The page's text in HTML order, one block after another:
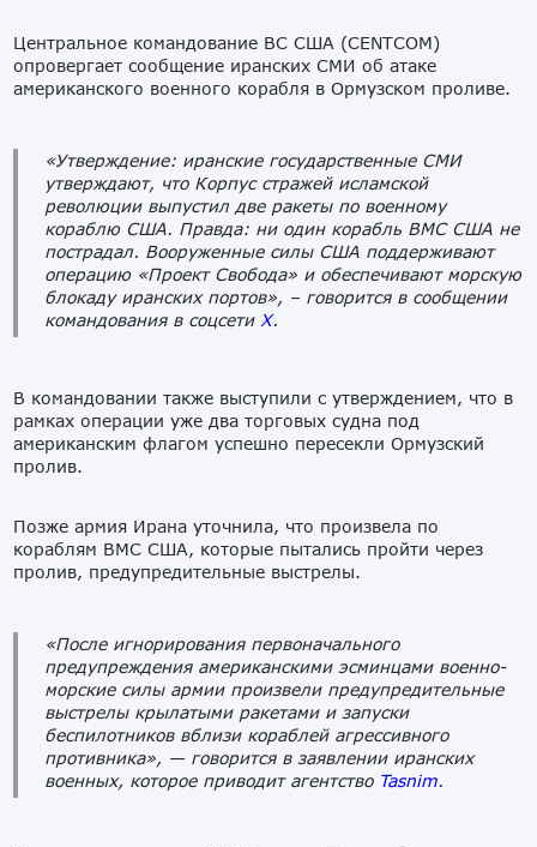
Центральное командование ВС США (CENTCOM)
опровергает сообщение иранских СМИ об атаке
американского военного корабля в Ормузском проливе.
«Утверждение: иранские государственные СМИ
утверждают, что Корпус стражей исламской
революции выпустил две ракеты по военному
кораблю США. Правда: ни один корабль ВМС США не
пострадал. Вооруженные силы США поддерживают
операцию «Проект Свобода» и обеспечивают морскую
блокаду иранских портов», – говорится в сообщении
командования в соцсети X.
В командовании также выступили с утверждением, что в
рамках операции уже два торговых судна под
американским флагом успешно пересекли Ормузский
пролив.
Позже армия Ирана уточнила, что произвела по
кораблям ВМС США, которые пытались пройти через
пролив, предупредительные выстрелы.
«После игнорирования первоначального
предупреждения американскими эсминцами военно-
морские силы армии произвели предупредительные
выстрелы крылатыми ракетами и запуски
беспилотников вблизи кораблей агрессивного
противника», — говорится в заявлении иранских
военных, которое приводит агентство Tasnim.